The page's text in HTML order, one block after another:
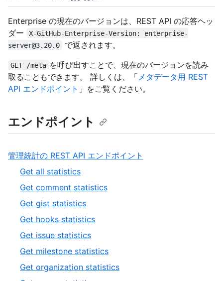
Enterprise の現在のバージョンは、REST API の応答ヘッ
ダー
X-GitHub-Enterprise-Version: enterprise-
server@3.20.0
で返されます。
GET /meta を呼び出すことで、現在のバージョンを読み
取ることもできます。 詳しくは、「 メタデータ用 REST
API エンドポイント 」をご覧ください。
エンドポイント
管理統計の REST API エンドポイント
Get all statistics,
of
12
Get comment statistics,
Get gist statistics,
3
of
12
Get hooks statistics,
12
Get issue statistics,
of
12
Get milestone statistics,
6
of
Get organization statistics,